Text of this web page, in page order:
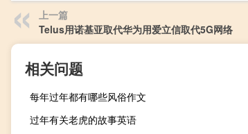
上一篇
Telus用诺基亚取代华为用爱立信取代5G网络
相关问题
每年过年都有哪些风俗作文
过年有关老虎的故事英语